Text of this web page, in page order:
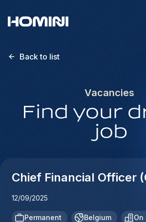
Back to list
Vacancies
Find your
job
Chief Financial Officer
12/09/2025
Permanent Belgium
On